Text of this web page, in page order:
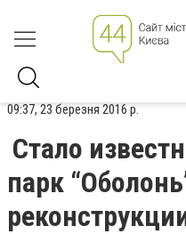
09:37, 23 березня 2016 р.
Стало
парк